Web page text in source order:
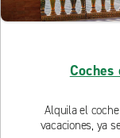
Alquila el
vacaciones, ya